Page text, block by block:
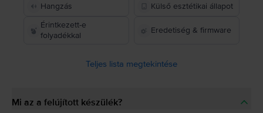
Hangzás
Külső esztétikai állapot
Érintkezett-e
folyadékkal
Eredetiség & firmware
Teljes lista megtekintése
Mi az a felújított készülék?